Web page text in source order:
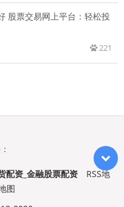
股票交易网上平台：轻松投
221
配资_金融股票配资
RSS地
图